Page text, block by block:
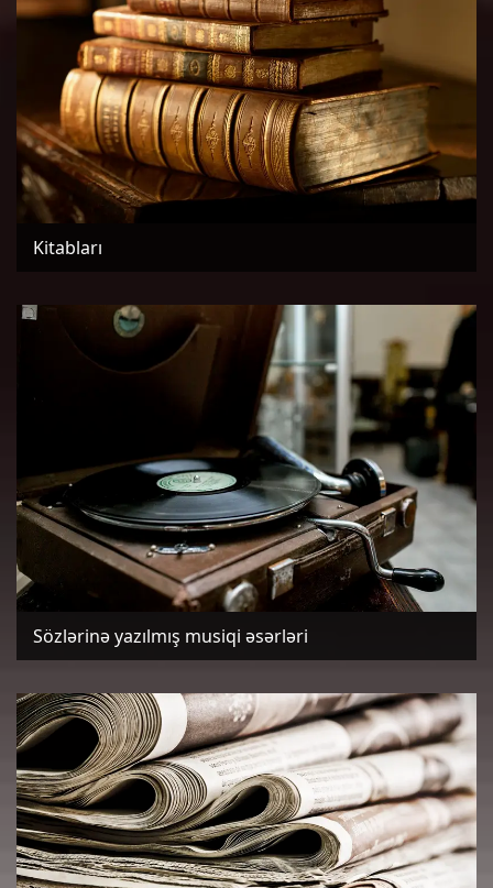
Kitabları
Sözlərinə yazılmış musiqi əsərləri